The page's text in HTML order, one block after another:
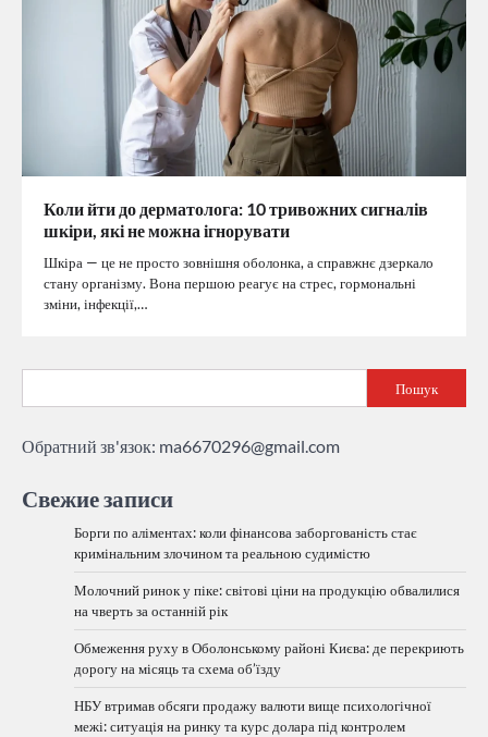
Коли йти до дерматолога: 10 тривожних сигналів
шкіри, які не можна ігнорувати
Шкіра — це не просто зовнішня оболонка, а справжнє дзеркало
стану організму. Вона першою реагує на стрес, гормональні
зміни, інфекції,…
Пошук
Обратний зв'язок: ma6670296@gmail.com
Свежие записи
Борги по аліментах: коли фінансова заборгованість стає
кримінальним злочином та реальною судимістю
Молочний ринок у піке: світові ціни на продукцію обвалилися
на чверть за останній рік
Обмеження руху в Оболонському районі Києва: де перекриють
дорогу на місяць та схема об’їзду
НБУ втримав обсяги продажу валюти вище психологічної
межі: ситуація на ринку та курс долара під контролем